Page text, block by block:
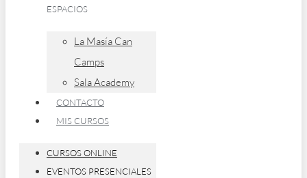
ESPACIOS
La Masía Can
Camps
Sala Academy
CONTACTO
MIS CURSOS
CURSOS ONLINE
EVENTOS PRESENCIALES